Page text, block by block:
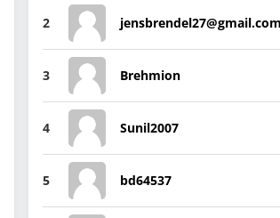
2 jensbrendel27@gmail.com
3 Brehmion
4 Sunil2007
5 bd64537